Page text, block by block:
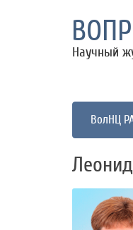
Научный
ВолНЦ